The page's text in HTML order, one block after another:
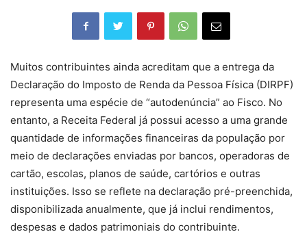
Muitos contribuintes ainda acreditam que a entrega da
Declaração do Imposto de Renda da Pessoa Física (DIRPF)
representa uma espécie de “autodenúncia” ao Fisco. No
entanto, a Receita Federal já possui acesso a uma grande
quantidade de informações financeiras da população por
meio de declarações enviadas por bancos, operadoras de
cartão, escolas, planos de saúde, cartórios e outras
instituições. Isso se reflete na declaração pré-preenchida,
disponibilizada anualmente, que já inclui rendimentos,
despesas e dados patrimoniais do contribuinte.